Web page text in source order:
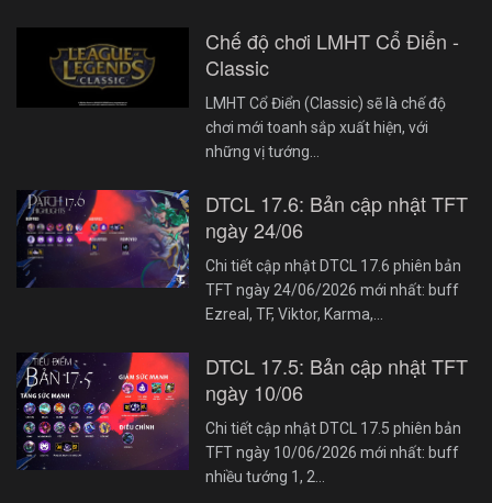
Chế độ chơi LMHT Cổ Điển -
Classic
LMHT Cổ Điển (Classic) sẽ là chế độ
chơi mới toanh sắp xuất hiện, với
những vị tướng…
DTCL 17.6: Bản cập nhật TFT
ngày 24/06
Chi tiết cập nhật DTCL 17.6 phiên bản
TFT ngày 24/06/2026 mới nhất: buff
Ezreal, TF, Viktor, Karma,…
DTCL 17.5: Bản cập nhật TFT
ngày 10/06
Chi tiết cập nhật DTCL 17.5 phiên bản
TFT ngày 10/06/2026 mới nhất: buff
nhiều tướng 1, 2…